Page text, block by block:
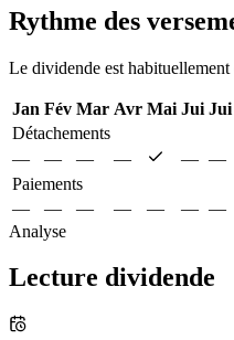
Rythme des
Le dividende est habituellement
Jan Fév Mar Avr Mai Jui Jui
Détachements
—
— — — — —
Paiements
—
— — — — — —
Analyse
Lecture dividende